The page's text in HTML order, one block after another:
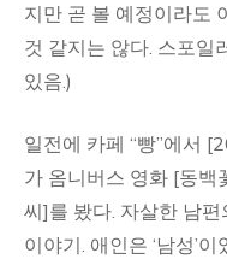
지만 곧 볼 예정이라도
것 같지는 않다. 스포일
있음.)
일전에 카페 “빵”에서
가 옴니버스 영화 [동
씨]를 봤다. 자살한 남편
이야기. 애인은 ‘남성’